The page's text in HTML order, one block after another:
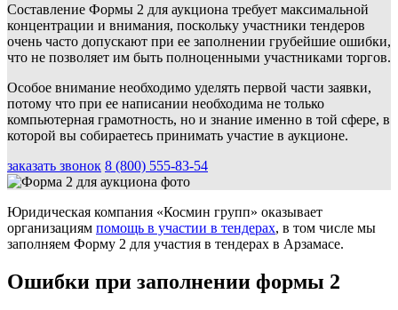
Составление Формы 2 для аукциона требует максимальной
концентрации и внимания, поскольку участники тендеров
очень часто допускают при ее заполнении грубейшие ошибки,
что не позволяет им быть полноценными участниками торгов.
Особое внимание необходимо уделять первой части заявки,
потому что при ее написании необходима не только
компьютерная грамотность, но и знание именно в той сфере, в
которой вы собираетесь принимать участие в аукционе.
заказать звонок 8 (800) 555-83-54
Юридическая компания «Космин групп» оказывает
организациям помощь в участии в тендерах, в том числе мы
заполняем Форму 2 для участия в тендерах в Арзамасе.
Ошибки при заполнении формы 2